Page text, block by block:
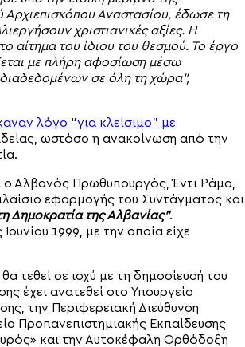
Αναστασίου, έδωσε τη
χριστιανικές αξίες. Η
αίτημα του ίδιου του θεσμού. Το έργο
με πλήρη αφοσίωση μέσω
σε όλη τη χώρα”,
λόγο “για κλείσιμο” με
ωστόσο η ανακοίνωση από την
Αλβανός Πρωθυπουργός, Έντι Ράμα,
εφαρμογής του Συντάγματος και
Δημοκρατία της Αλβανίας”.
1999, με την οποία είχε
σε ισχύ με τη δημοσίευσή του
έχει ανατεθεί στο Υπουργείο
την Περιφερειακή Διεύθυνση
Προπανεπιστημιακής Εκπαίδευσης
και την Αυτοκέφαλη Ορθόδοξη